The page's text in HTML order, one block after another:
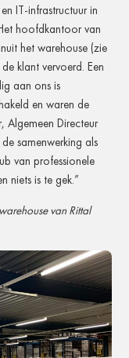
IT-infrastructuur in
hoofdkantoor van
het warehouse (zie
klant vervoerd. Een
aan ons is
en waren de
Algemeen Directeur
samenwerking als
van professionele
niets is te gek.”
van Rittal